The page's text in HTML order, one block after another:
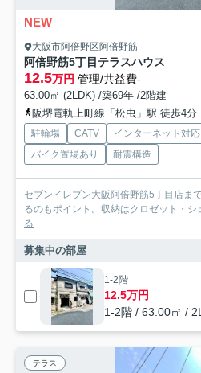
NEW
大阪市阿倍野区阿倍野筋
阿倍野筋5丁目テラスハウス
12.5万円 管理/共益費-
63.00㎡ (2LDK) /築69年 /2階建
阪堺電軌上町線「松虫」駅 徒歩4分
駐輪場 CATV インターネット対応
バイク置場あり
耐震構造
セブンイレブン大阪阿倍野筋5丁目店ま
るのもポイント。収納はクロゼット・シ
る
募集中の部屋
1-2階
12.5万円
1-2階 / 63.00㎡ /
テラス